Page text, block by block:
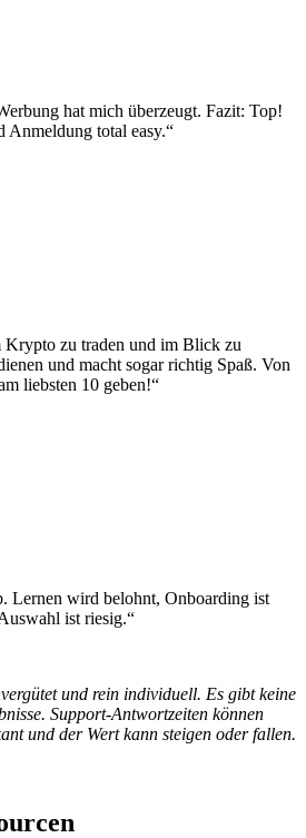
hat mich überzeugt. Fazit: Top!
Anmeldung total easy.“
Krypto zu traden und im Blick zu
und macht sogar richtig Spaß. Von
liebsten 10 geben!“
Lernen wird belohnt, Onboarding ist
ist riesig.“
und rein individuell. Es gibt keine
Support-Antwortzeiten können
und der Wert kann steigen oder fallen.